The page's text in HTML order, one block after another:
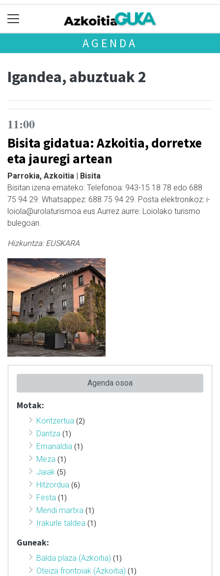
AGENDA
Igandea, abuztuak 2
11:00
Bisita gidatua: Azkoitia, dorretxe
eta jauregi artean
Parrokia, Azkoitia | Bisita
Bisitan izena emateko: Telefonoa: 943-15 18 78 edo 688
75 94 29. Whatsappez: 688 75 94 29. Posta elektronikoz: i-
loiola@urolaturismoa.eus Aurrez aurre: Loiolako turismo
bulegoan.
Hizkuntza:EUSKARA
Agenda osoa
Motak:
Kontzertua (2)
Dantza (1)
Emanaldia (1)
Meza (1)
Jaiak (5)
Hitzordua (6)
Festa (1)
Mendi martxa (1)
Irakurle taldea (1)
Guneak:
Balda plaza (Azkoitia) (1)
Oteiza frontoiak (Azkoitia) (1)